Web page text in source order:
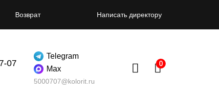
Возврат Написать директору
07
Telegram
Max
5000707@kolorit.ru